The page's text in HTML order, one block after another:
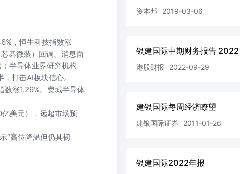
，恒生科技指数涨
碁微装）回调。消息面
半导体业界研究机构
打击AI板块信心。
数涨1.26%。费城半导体
美元），远超市场预
“高位降温但仍具韧
资本邦 2019-03-06
银建国际中期财务报告 2022
港股财报 2022-09-29
建银国际每周经济瞭望
建银国际证券 2011-01-26
银建国际2022年报